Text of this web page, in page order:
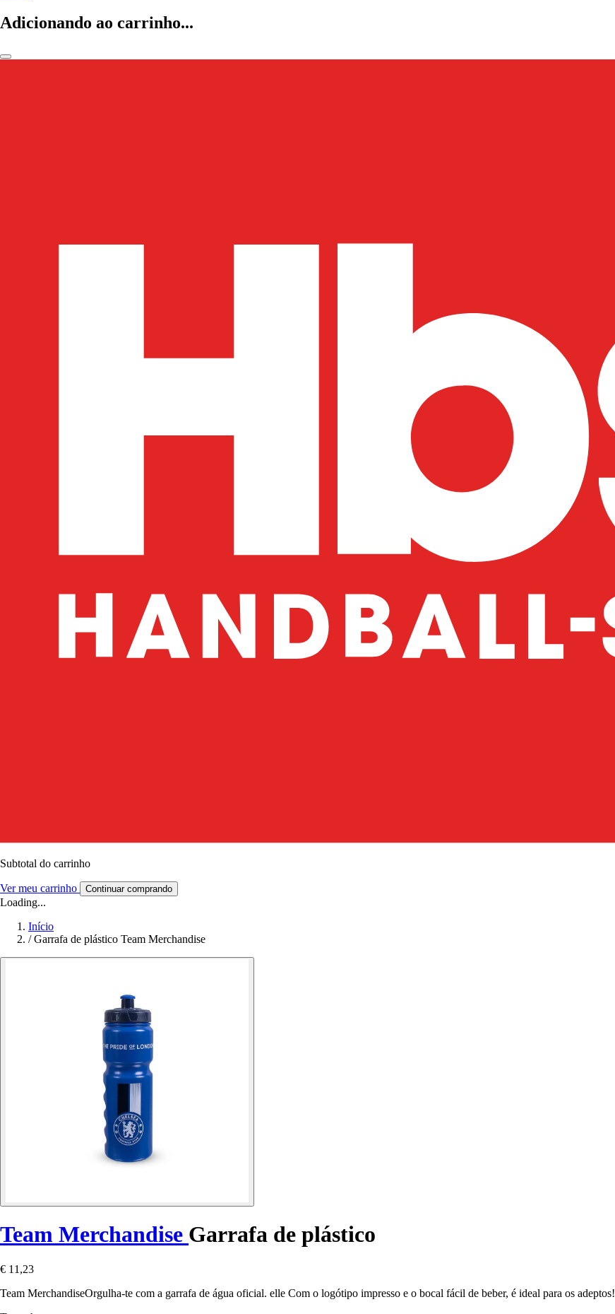
Adicionando ao carrinho...
Subtotal do carrinho
Ver meu carrinho Continuar comprando
Loading...
Início
/ Garrafa de plástico Team Merchandise
Team Merchandise Garrafa de plástico
€ 11,23
Team MerchandiseOrgulha-te com a garrafa de água oficial. elle Com o logótipo impresso e o bocal fácil de beber, é ideal para os adeptos!